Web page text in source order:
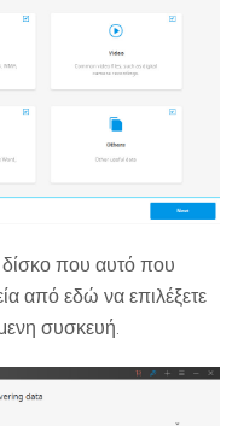
που αυτό που
από εδώ να επιλέξετε
συσκευή.